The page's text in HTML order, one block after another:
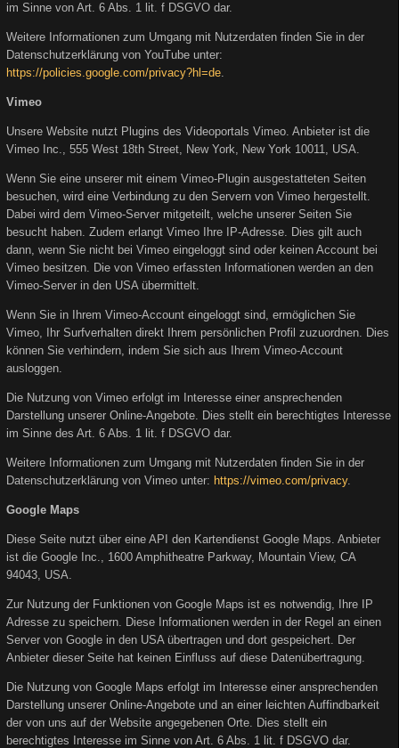
im Sinne von Art. 6 Abs. 1 lit. f DSGVO dar.
Weitere Informationen zum Umgang mit Nutzerdaten finden Sie in der
Datenschutzerklärung von YouTube unter:
https://policies.google.com/privacy?hl=de
Vimeo
Unsere Website nutzt Plugins des Videoportals Vimeo. Anbieter ist die
Vimeo Inc., 555 West 18th Street, New York, New York 10011, USA.
Wenn Sie eine unserer mit einem Vimeo-Plugin ausgestatteten Seiten
besuchen, wird eine Verbindung zu den Servern von Vimeo hergestellt.
Dabei wird dem Vimeo-Server mitgeteilt, welche unserer Seiten Sie
besucht haben. Zudem erlangt Vimeo Ihre IP-Adresse. Dies gilt auch
dann, wenn Sie nicht bei Vimeo eingeloggt sind oder keinen Account bei
Vimeo besitzen. Die von Vimeo erfassten Informationen werden an den
Vimeo-Server in den USA übermittelt.
Wenn Sie in Ihrem Vimeo-Account eingeloggt sind, ermöglichen Sie
Vimeo, Ihr Surfverhalten direkt Ihrem persönlichen Profil zuzuordnen. Dies
können Sie verhindern, indem Sie sich aus Ihrem Vimeo-Account
ausloggen.
Die Nutzung von Vimeo erfolgt im Interesse einer ansprechenden
Darstellung unserer Online-Angebote. Dies stellt ein berechtigtes Interesse
im Sinne des Art. 6 Abs. 1 lit. f DSGVO dar.
Weitere Informationen zum Umgang mit Nutzerdaten finden Sie in der
Datenschutzerklärung von Vimeo unter: https://vimeo.com/privacy.
Google Maps
Diese Seite nutzt über eine API den Kartendienst Google Maps. Anbieter
ist die Google Inc., 1600 Amphitheatre Parkway, Mountain View, CA
94043, USA.
Zur Nutzung der Funktionen von Google Maps ist es notwendig, Ihre IP
Adresse zu speichern. Diese Informationen werden in der Regel an einen
Server von Google in den USA übertragen und dort gespeichert. Der
Anbieter dieser Seite hat keinen Einfluss auf diese Datenübertragung.
Die Nutzung von Google Maps erfolgt im Interesse einer ansprechenden
Darstellung unserer Online-Angebote und an einer leichten Auffindbarkeit
der von uns auf der Website angegebenen Orte. Dies stellt ein
berechtigtes Interesse im Sinne von Art. 6 Abs. 1 lit. f DSGVO dar.